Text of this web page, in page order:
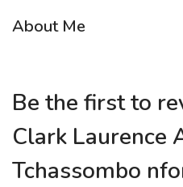
About Me
Be the first to
Clark Laurence
Tchassombo